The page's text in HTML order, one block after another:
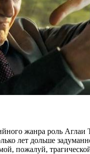
жанра роль
лет дольше
пожалуй,